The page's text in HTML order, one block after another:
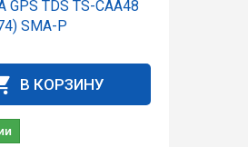
TDS TS-CAA48
SMA-P
В КОРЗИНУ